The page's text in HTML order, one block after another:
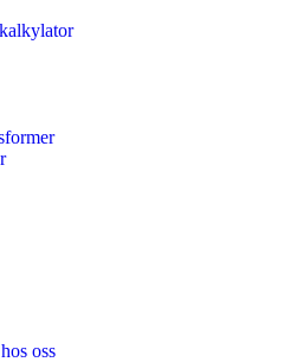
oss